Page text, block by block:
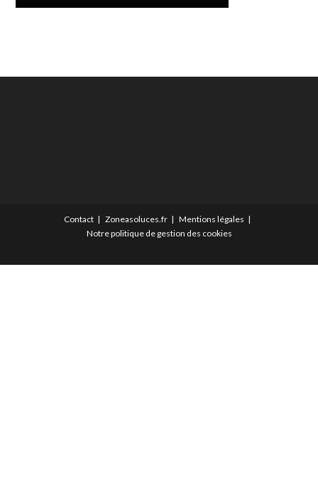
Contact Zoneasoluces.fr
Mentions légales
Notre politique de gestion des cookies